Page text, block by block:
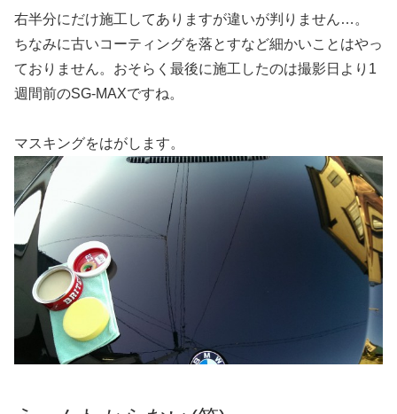
右半分にだけ施工してありますが違いが判りません…。
ちなみに古いコーティングを落とすなど細かいことはやっ
ておりません。おそらく最後に施工したのは撮影日より1
週間前のSG-MAXですね。
マスキングをはがします。